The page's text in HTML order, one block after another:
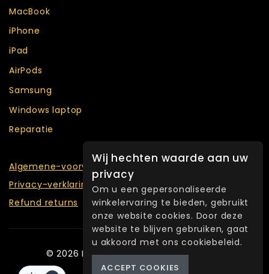
MacBook
iPhone
iPad
AirPods
Samsung
Windows laptop
Reparatie
Algemene-voorwaarden
Privacy-verklaring
Refund returns
© 2026 Fixlab Refurbished Amsterdam
Wij hechten waarde aan uw
privacy
Om u een gepersonaliseerde
winkelervaring te bieden, gebruikt
onze website cookies. Door deze
website te blijven gebruiken, gaat
u akkoord met ons cookiebeleid.
ACCEPT COOKIES